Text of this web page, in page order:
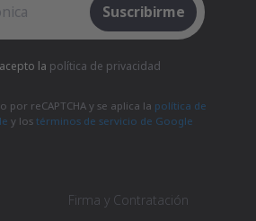
Suscribirme
la política de privacidad
por reCAPTCHA y se aplica la política de
y lostérminos de servicio de Google
Firma y Contratación